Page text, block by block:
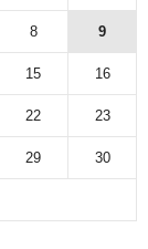
8 9
15 16
22 23
29 30